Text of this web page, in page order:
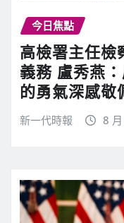
今日焦點
高檢署主任檢
義務 盧秀燕
的勇氣深感敬
新一代時報 8